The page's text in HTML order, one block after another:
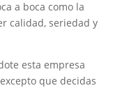
a boca como la
calidad, seriedad y
esta empresa
que decidas